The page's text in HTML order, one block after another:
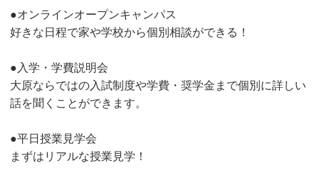
●オンラインオープンキャンパス
好きな日程で家や学校から個別相談ができる！
●入学・学費説明会
大原ならではの入試制度や学費・奨学金まで個別に詳しい
話を聞くことができます。
●平日授業見学会
まずはリアルな授業見学！